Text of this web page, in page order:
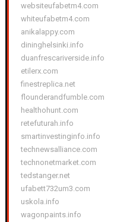
websiteufabetm4.com
whiteufabetm4.com
anikalappy.com
dininghelsinki.info
duanfrescariverside.info
etilerx.com
finestreplica.net
flounderandfumble.com
healthohunt.com
retefuturah.info
smartinvestinginfo.info
technewsalliance.com
technonetmarket.com
tedstanger.net
ufabett732um3.com
uskola.info
wagonpaints.info